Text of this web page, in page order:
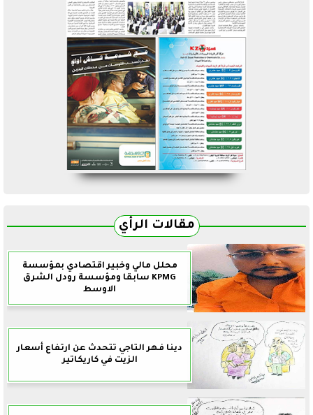
مقالات الرأي
محلل مالي وخبير اقتصادي بمؤسسة
KPMG سابقا ومؤسسة رودل الشرق
الاوسط
دينا فهر التاجي تتحدث عن ارتفاع أسعار
الزيت في كاريكاتير